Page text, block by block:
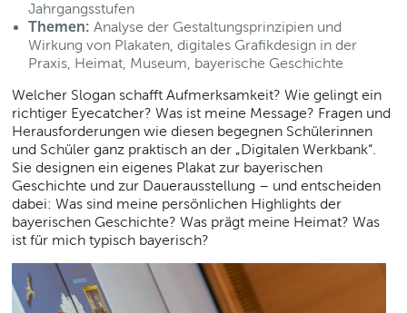
Jahrgangsstufen
Themen: Analyse der Gestaltungsprinzipien und
Wirkung von Plakaten, digitales Grafikdesign in der
Praxis, Heimat, Museum, bayerische Geschichte
Welcher Slogan schafft Aufmerksamkeit? Wie gelingt ein
richtiger Eyecatcher? Was ist meine Message? Fragen und
Herausforderungen wie diesen begegnen Schülerinnen
und Schüler ganz praktisch an der „Digitalen Werkbank“.
Sie designen ein eigenes Plakat zur bayerischen
Geschichte und zur Dauerausstellung – und entscheiden
dabei: Was sind meine persönlichen Highlights der
bayerischen Geschichte? Was prägt meine Heimat? Was
ist für mich typisch bayerisch?